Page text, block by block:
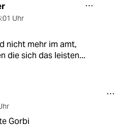
Uhr
nicht mehr im amt,
die sich das leisten...
Gorbi